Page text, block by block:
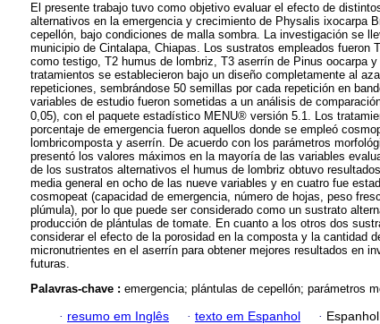
El presente trabajo tuvo como objetivo evaluar el efecto de
alternativos en la emergencia y crecimiento de Physalis ixocarpa
cepellón, bajo condiciones de malla sombra. La investigación se
municipio de Cintalapa, Chiapas. Los sustratos empleados fueron
como testigo, T2 humus de lombriz, T3 aserrín de Pinus oocarpa
tratamientos se establecieron bajo un diseño completamente al
repeticiones, sembrándose 50 semillas por cada repetición en
variables de estudio fueron sometidas a un análisis de
0,05), con el paquete estadístico MENU® versión 5.1. Los
porcentaje de emergencia fueron aquellos donde se empleó
lombricomposta y aserrín. De acuerdo con los parámetros
presentó los valores máximos en la mayoría de las variables
de los sustratos alternativos el humus de lombriz obtuvo
media general en ocho de las nueve variables y en cuatro fue
cosmopeat (capacidad de emergencia, número de hojas, peso
plúmula), por lo que puede ser considerado como un sustrato
producción de plántulas de tomate. En cuanto a los otros dos
considerar el efecto de la porosidad en la composta y la cantidad
micronutrientes en el aserrín para obtener mejores resultados en
futuras.
Palavras-chave : emergencia; plántulas de cepellón; parámetros
· resumo em Inglês · texto em Espanhol ·